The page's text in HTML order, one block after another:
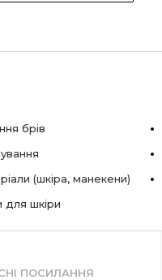
брів
(шкіра, манекени)
для шкіри
ПОСИЛАННЯ